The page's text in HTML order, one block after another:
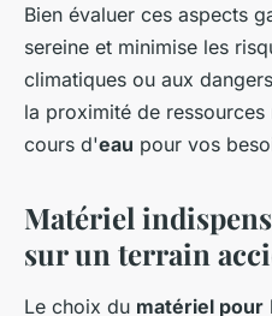
Bien évaluer ces aspects
sereine et minimise les
climatiques ou aux
la proximité de
cours d'eau pour vos
Matériel
sur un terrain
Le choix du matériel pour